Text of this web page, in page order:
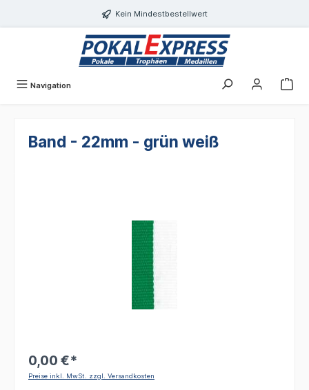
Kein Mindestbestellwert
Navigation
Band - 22mm - grün weiß
0,00 €*
Preise inkl. MwSt. zzgl. Versandkosten